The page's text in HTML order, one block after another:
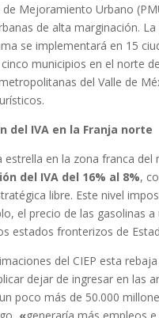
de Mejoramiento Urbano
de alta marginación.
se implementará en 15
municipios en el norte
del Valle de
del IVA en la Franja norte
estrella en la zona franca del
del IVA del 16% al 8%,
libre. Este nivel
el precio de las gasolinas a
estados fronterizos de
del CIEP esta
dejar de ingresar en las
un poco más de 50.000